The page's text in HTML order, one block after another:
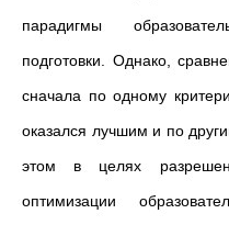
парадигмы
подготовки. Однако,
сначала по одному
оказался лучшим и по
этом в целях
оптимизации